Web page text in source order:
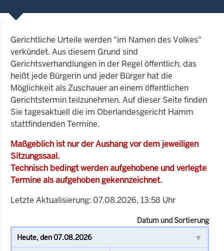
Gerichtliche Urteile werden "im Namen des Volkes"
verkündet. Aus diesem Grund sind
Gerichtsverhandlungen in der Regel öffentlich, das
heißt jede Bürgerin und jeder Bürger hat die
Möglichkeit als Zuschauer an einem öffentlichen
Gerichtstermin teilzunehmen. Auf dieser Seite finden
Sie tagesaktuell die im Oberlandesgericht Hamm
stattfindenden Termine.
Maßgeblich ist nur der Aushang vor dem jeweiligen
Sitzungssaal.
Technisch bedingt werden aufgehobene und verlegte
Termine als aufgehoben gekennzeichnet.
Letzte Aktualisierung: 07.08.2026, 13:58 Uhr
Datum und Sortierung